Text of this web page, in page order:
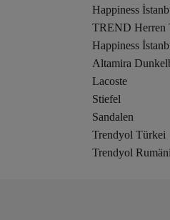
Happiness
TREND Herren
Happiness
Altamira
Lacoste
Stiefel
Sandalen
Trendyol Türkei
Trendyol